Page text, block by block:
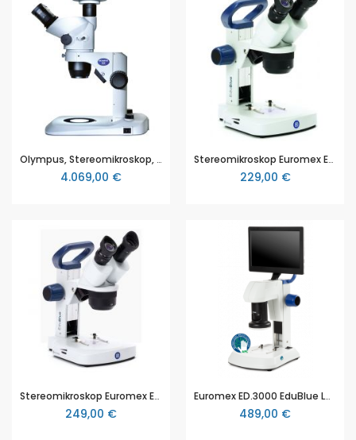
Olympus, Stereomikroskop, Zoom-Stereomikroskop SZ61 Auflicht und Durchlicht, trinokular, LED
4.069,00 €
Stereomikroskop Euromex EduBlue 1402-S (ED.1402-S), 2x/4x Objektive, mit 20x und 40x Vergrößerung, mit Zahnstangenstativ, helle LED-Beleuchtung
229,00 €
Stereomikroskop Euromex EduBlue 1802-S (ED.1802-S) , 1x, 2x, 4x Objektive, mit 10x, 20x und 40x Vergrößerung, mit Zahnstangenstativ, heller 3W LED Beleuchtung
249,00 €
Euromex ED.3000 EduBlue LCD, optisches Zoom-Objektiv mit 0,7 bis 4,5-facher Zoom-Vergrößerung (8x bis 51,4x Vergrößerung), 2,0 MP-Kamera und HD 9-Zoll LCD Bildschirm, LED Ringlicht
489,00 €